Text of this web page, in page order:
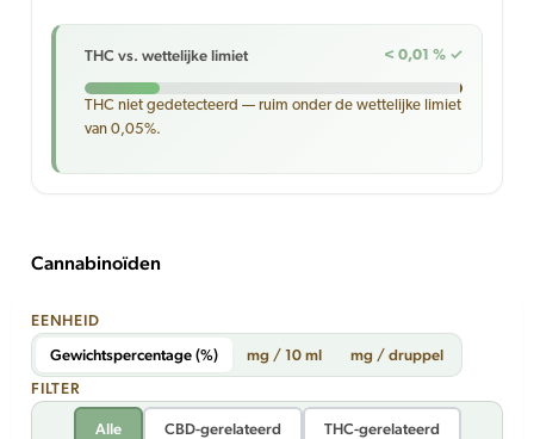
THC vs. wettelijke limiet < 0,01 % ✓
THC niet gedetecteerd — ruim onder de wettelijke limiet
van 0,05%.
Cannabinoïden
EENHEID
Gewichtspercentage (%)
mg / 10 ml
mg / druppel
FILTER
Alle CBD-gerelateerd THC-gerelateerd